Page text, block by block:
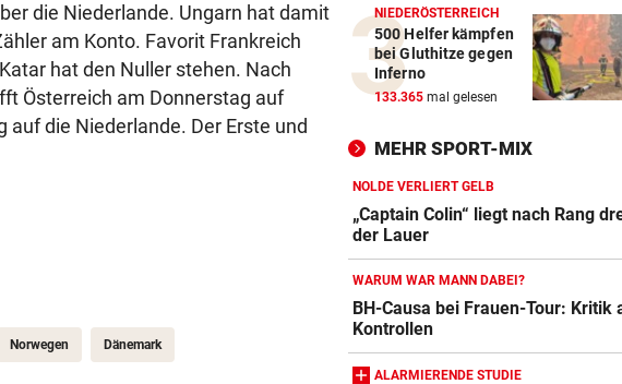
die Niederlande. Ungarn hat damit
am Konto. Favorit Frankreich
hat den Nuller stehen. Nach
Österreich am Donnerstag auf
die Niederlande. Der Erste und
Norwegen Dänemark
NIEDERÖSTERREICH
500 Helfer kämpfen
bei Gluthitze gegen
Inferno
133.365 mal gelesen
MEHR SPORT-MIX
NOLDE VERLIERT GELB
„Captain Colin“ liegt nach Rang
der Lauer
WARUM WAR MANN DABEI?
BH-Causa bei Frauen-Tour: Kritik
Kontrollen
ALARMIERENDE STUDIE
Action-Cam Vergleich